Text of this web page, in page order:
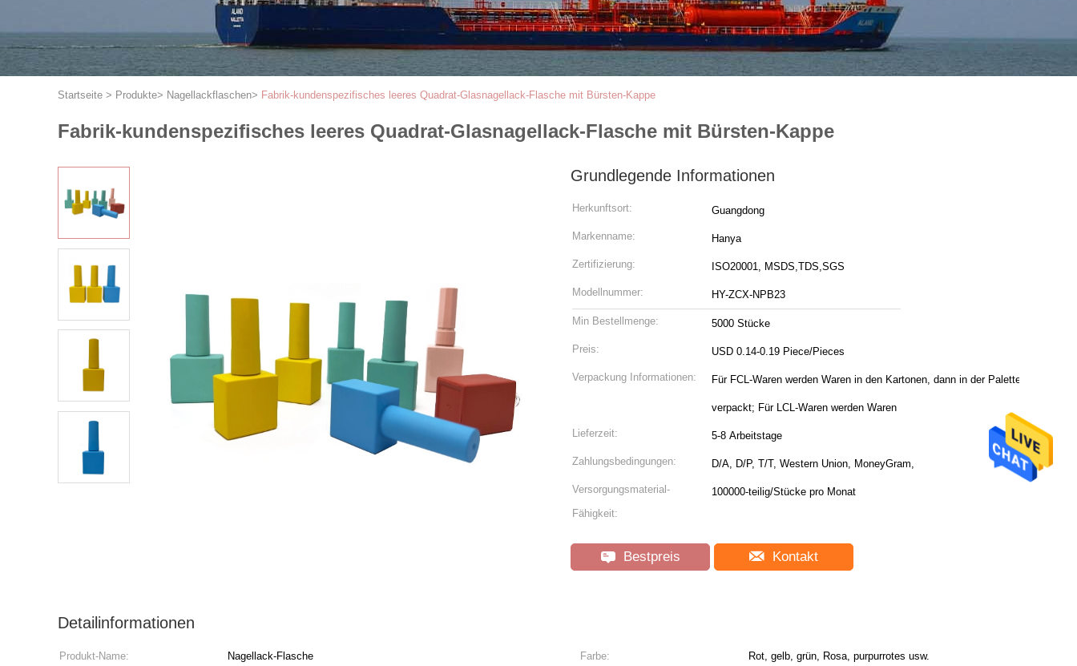
Startseite > Produkte> Nagellackflaschen> Fabrik-kundenspezifisches leeres Quadrat-Glasnagellack-Flasche mit Bürsten-Kappe
Fabrik-kundenspezifisches leeres Quadrat-Glasnagellack-Flasche mit Bürsten-Kappe
Grundlegende Informationen
Herkunftsort: Guangdong
Markenname: Hanya
Zertifizierung: ISO20001, MSDS,TDS,SGS
Modellnummer: HY-ZCX-NPB23
Min Bestellmenge: 5000 Stücke
Preis: USD 0.14-0.19 Piece/Pieces
Verpackung Informationen: Für FCL-Waren werden Waren in den Kartonen, dann in der Palette
verpackt; Für LCL-Waren werden Waren
Lieferzeit: 5-8 Arbeitstage
Zahlungsbedingungen: D/A, D/P, T/T, Western Union, MoneyGram,
Versorgungsmaterial-
Fähigkeit:
100000-teilig/Stücke pro Monat
Bestpreis Kontakt
Detailinformationen
Produkt-Name: Nagellack-Flasche Farbe:
Rot, gelb, grün, Rosa, purpurrotes usw.